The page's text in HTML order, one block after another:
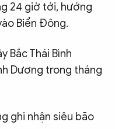
24 giờ tới, hướng
Biển Đông.
Bắc Thái Bình
Dương trong tháng
ghi nhận siêu bão